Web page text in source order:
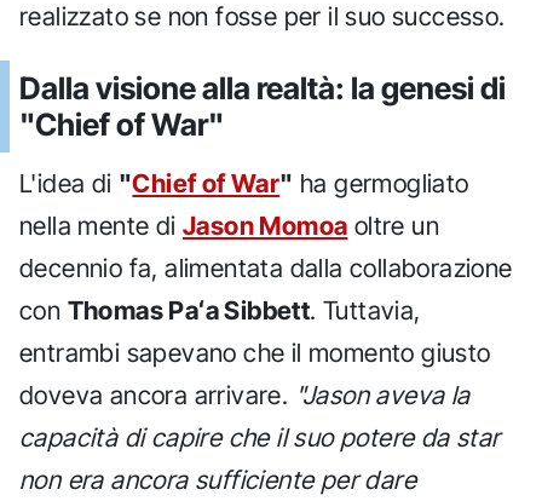
realizzato se non fosse per il suo successo.
Dalla visione alla realtà: la genesi di
"Chief of War"
L'idea di "Chief of War" ha germogliato
nella mente di Jason Momoa oltre un
decennio fa, alimentata dalla collaborazione
con Thomas Paʻa Sibbett. Tuttavia,
entrambi sapevano che il momento giusto
doveva ancora arrivare. "Jason aveva la
capacità di capire che il suo potere da star
non era ancora sufficiente per dare